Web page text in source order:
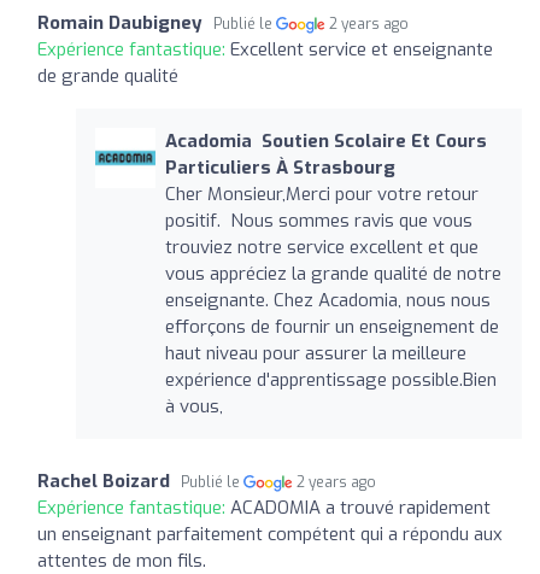
Romain Daubigney Publié le 2 years ago
Expérience fantastique: Excellent service et enseignante
de grande qualité
Acadomia ‍ Soutien Scolaire Et Cours
Particuliers À Strasbourg
Cher Monsieur,Merci pour votre retour
positif. Nous sommes ravis que vous
trouviez notre service excellent et que
vous appréciez la grande qualité de notre
enseignante. Chez Acadomia, nous nous
efforçons de fournir un enseignement de
haut niveau pour assurer la meilleure
expérience d'apprentissage possible.Bien
à vous,
Rachel Boizard Publié le 2 years ago
Expérience fantastique: ACADOMIA a trouvé rapidement
un enseignant parfaitement compétent qui a répondu aux
attentes de mon fils.